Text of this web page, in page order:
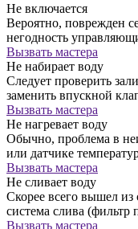
Не включается
Вероятно, поврежден
негодность
Вызвать мастера
Не набирает воду
Следует проверить
заменить впускной
Вызвать мастера
Не нагревает воду
Обычно, проблема в
или датчике
Вызвать мастера
Не сливает воду
Скорее всего вышел из
система слива (фильтр
Вызвать мастера